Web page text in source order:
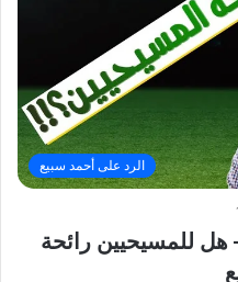
الرد على أحمد سبيع
هل للمسيحيين رائحة